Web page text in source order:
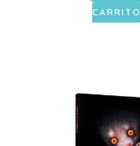
CARRITO